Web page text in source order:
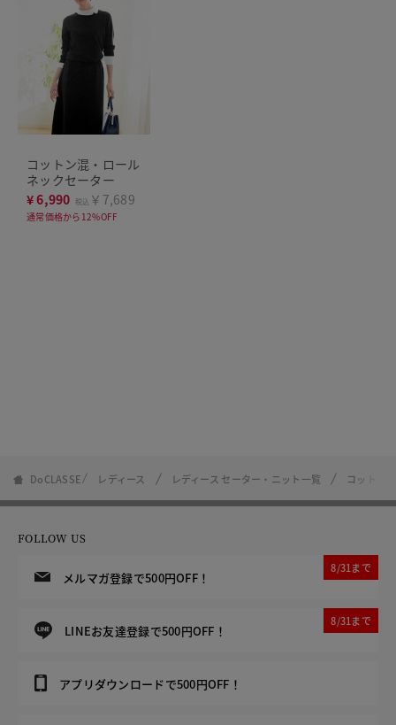
コットン混・ロール
ネックセーター
¥6,990 税込 ￥7,689
通常価格から12%OFF
DoCLASSE レディース レディース セーター・ニット一覧 コットン
FOLLOW US
メルマガ登録で500円OFF！
8/31まで
LINEお友達登録で500円OFF！
8/31まで
アプリダウンロードで500円OFF！